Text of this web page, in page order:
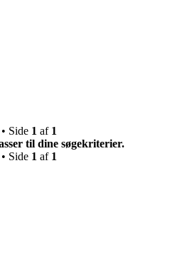
Side 1 af 1
til dine søgekriterier.
Side 1 af 1